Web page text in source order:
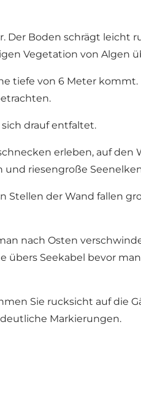
Der Boden schrägt leicht
Vegetation von Algen
tiefe von 6 Meter
drauf entfaltet.
erleben, auf den
riesengroße
der Wand fallen
nach Osten
Seekabel bevor
Sie rucksicht auf die
Markierungen.